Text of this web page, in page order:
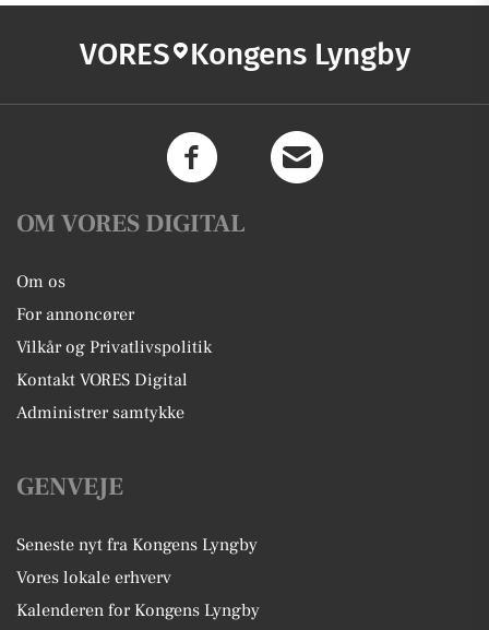
VORES Kongens Lyngby
OM VORES DIGITAL
Om os
For annoncører
Vilkår og Privatlivspolitik
Kontakt VORES Digital
Administrer samtykke
GENVEJE
Seneste nyt fra Kongens Lyngby
Vores lokale erhverv
Kalenderen for Kongens Lyngby